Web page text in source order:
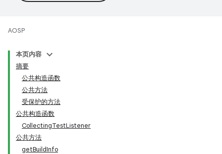
AOSP
本页内容
摘要
公共构造函数
公共方法
受保护的方法
公共构造函数
CollectingTestListener
公共方法
getBuildInfo